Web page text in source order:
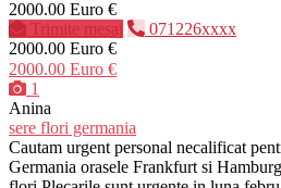
2000.00 Euro €
Trimite mesaj
071226xxxx
2000.00 Euro €
2000.00 Euro €
1
Anina
sere flori germania
Cautam urgent personal necalificat
Germania orasele Frankfurt si